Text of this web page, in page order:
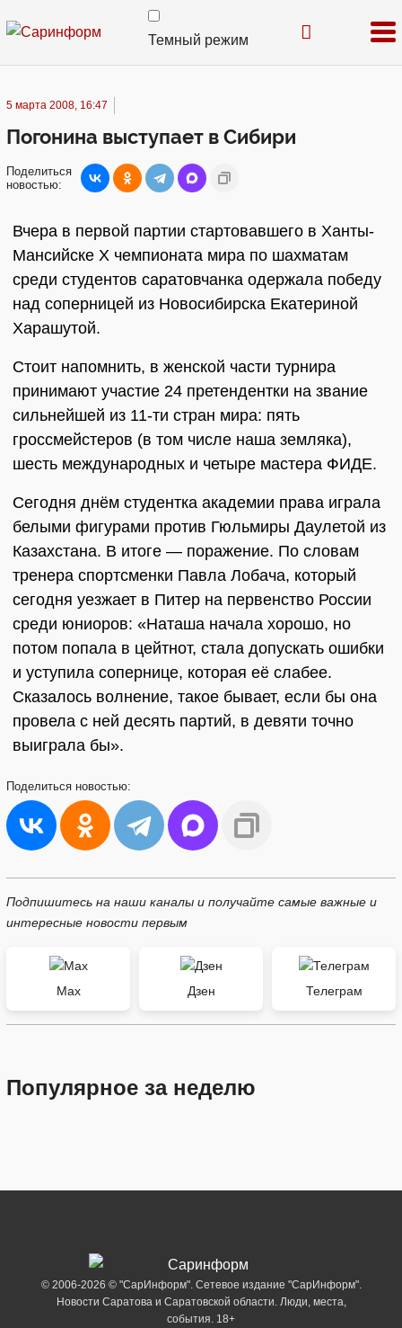
Темный режим
5 марта 2008, 16:47
Погонина выступает в Сибири
Поделиться
новостью:
Вчера в первой партии стартовавшего в Ханты-
Мансийске X чемпионата мира по шахматам
среди студентов саратовчанка одержала победу
над соперницей из Новосибирска Екатериной
Харашутой.
Стоит напомнить, в женской части турнира
принимают участие 24 претендентки на звание
сильнейшей из 11-ти стран мира: пять
гроссмейстеров (в том числе наша земляка),
шесть международных и четыре мастера ФИДЕ.
Сегодня днём студентка академии права играла
белыми фигурами против Гюльмиры Даулетой из
Казахстана. В итоге — поражение. По словам
тренера спортсменки Павла Лобача, который
сегодня уезжает в Питер на первенство России
среди юниоров: «Наташа начала хорошо, но
потом попала в цейтнот, стала допускать ошибки
и уступила сопернице, которая её слабее.
Сказалось волнение, такое бывает, если бы она
провела с ней десять партий, в девяти точно
выиграла бы».
Поделиться новостью:
Подпишитесь на наши каналы и получайте самые важные и
интересные новости первым
Max Дзен Телеграм
Популярное за неделю
© 2006-2026 © "СарИнформ". Сетевое издание "СарИнформ".
Новости Саратова и Саратовской области. Люди, места,
события. 18+